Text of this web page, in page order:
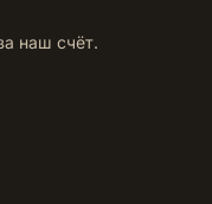
наш счёт.